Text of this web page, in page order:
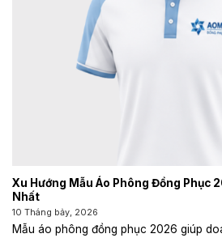
Xu Hướng Mẫu Áo Phông Đồng Phục
Nhất
10 Tháng bảy, 2026
Mẫu áo phông đồng phục 2026 giúp